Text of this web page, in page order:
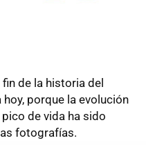
de la historia del
hoy, porque la evolución
de vida ha sido
fotografías.